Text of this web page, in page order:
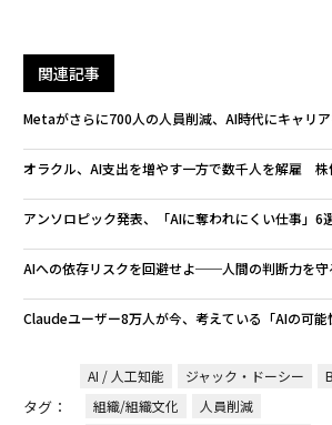
関連記事
Metaがさらに700人の人員削減、AI時代にキャリ
オラクル、AI支出を増やす一方で数千人を解雇 株
アンソロピック発表、「AIに奪われにくい仕事」6
AIへの依存リスクを回避せよ──人間の判断力を守
Claudeユーザー8万人が今、考えている「AIの可
タグ：
AI / 人工知能 ジャック・ドーシー
組織/組織文化
人員削減